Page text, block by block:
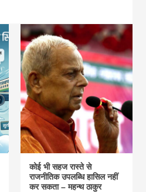
कोई भी सहज रास्ते से
राजनीतिक उपलब्धि हासिल नहीं
कर सकता – महन्थ ठाकुर